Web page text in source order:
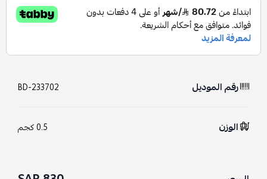
رقم الموديل BD-233702
الوزن 0.5 كجم